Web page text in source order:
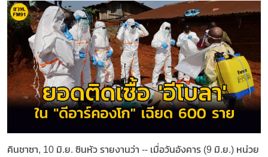
คินชาซา, 10 มิ.ย. ซินหัว รายงานว่า -- เมื่อวันอังคาร (9 มิ.ย.) หน่วย